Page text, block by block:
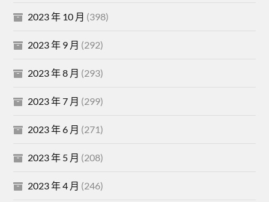
2023 年 10 月 (398)
2023 年 9 月 (292)
2023 年 8 月 (293)
2023 年 7 月 (299)
2023 年 6 月 (271)
2023 年 5 月 (208)
2023 年 4 月 (246)